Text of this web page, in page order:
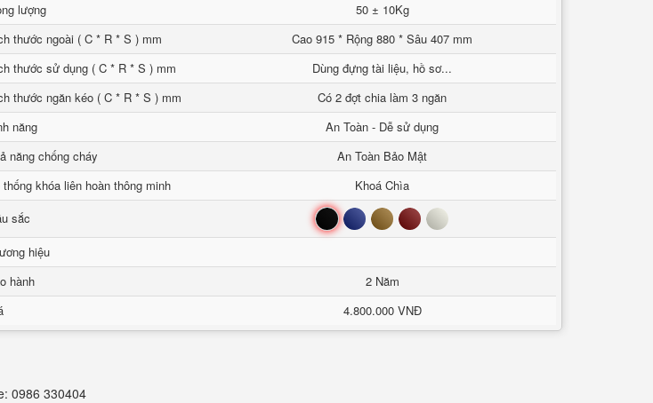
lượng
50 ± 10Kg
thước ngoài ( C * R * S ) mm
Cao 915 * Rộng 880 * Sâu 407 mm
thước sử dụng ( C * R * S ) mm
Dùng đựng tài liệu, hồ sơ...
thước ngăn kéo ( C * R * S ) mm
Có 2 đợt chia làm 3 ngăn
năng
An Toàn - Dễ sử dụng
năng chống cháy
An Toàn Bảo Mật
thống khóa liên hoàn thông minh
Khoá Chìa
sắc
Đen Xanh Nâu Đỏ Trắng
hiệu
hành
2 Năm
4.800.000 VNĐ
0986 330404